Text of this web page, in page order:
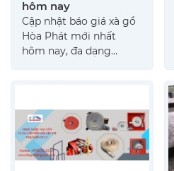
hôm nay
Cập nhật báo giá xà gồ
Hòa Phát mới nhất
hôm nay, đa dạng
đến 10%, giao hàng
nhanh chóng toàn miền
Nam